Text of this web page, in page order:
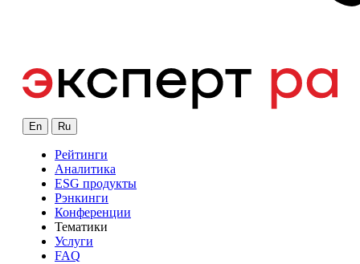
En Ru
Рейтинги
Аналитика
ESG продукты
Рэнкинги
Конференции
Тематики
Услуги
FAQ